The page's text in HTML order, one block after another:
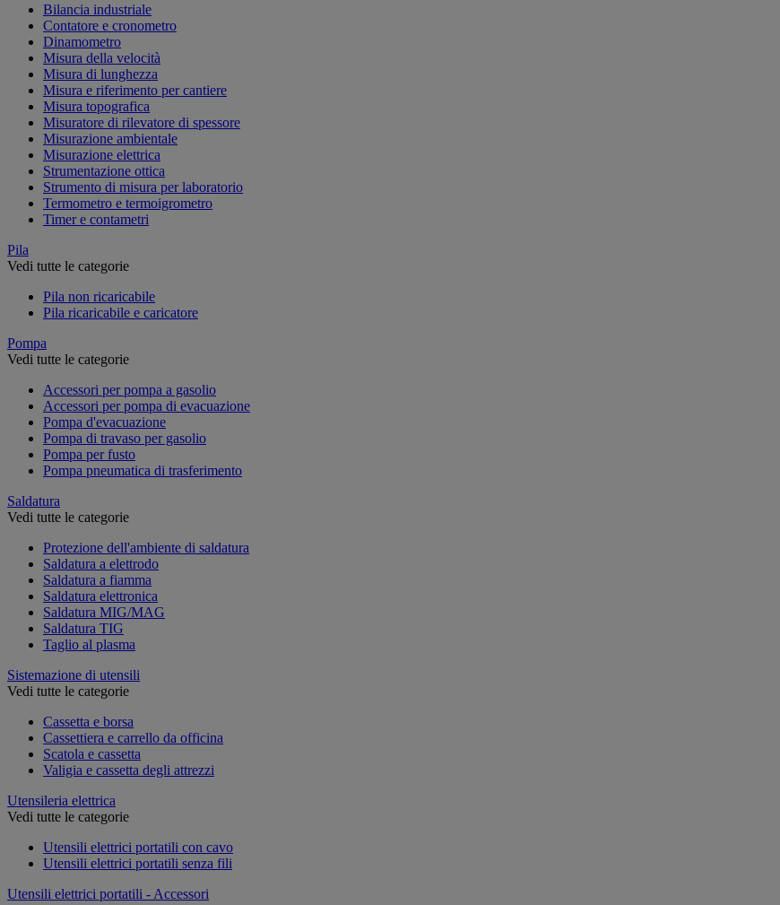
Bilancia industriale
Contatore e cronometro
Dinamometro
Misura della velocità
Misura di lunghezza
Misura e riferimento per cantiere
Misura topografica
Misuratore di rilevatore di spessore
Misurazione ambientale
Misurazione elettrica
Strumentazione ottica
Strumento di misura per laboratorio
Termometro e termoigrometro
Timer e contametri
Pila
Vedi tutte le categorie
Pila non ricaricabile
Pila ricaricabile e caricatore
Pompa
Vedi tutte le categorie
Accessori per pompa a gasolio
Accessori per pompa di evacuazione
Pompa d'evacuazione
Pompa di travaso per gasolio
Pompa per fusto
Pompa pneumatica di trasferimento
Saldatura
Vedi tutte le categorie
Protezione dell'ambiente di saldatura
Saldatura a elettrodo
Saldatura a fiamma
Saldatura elettronica
Saldatura MIG/MAG
Saldatura TIG
Taglio al plasma
Sistemazione di utensili
Vedi tutte le categorie
Cassetta e borsa
Cassettiera e carrello da officina
Scatola e cassetta
Valigia e cassetta degli attrezzi
Utensileria elettrica
Vedi tutte le categorie
Utensili elettrici portatili con cavo
Utensili elettrici portatili senza fili
Utensili elettrici portatili - Accessori